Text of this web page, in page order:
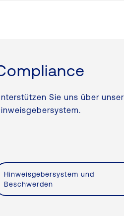
Sie uns über unser
Hinweisgebersystem und
Beschwerden